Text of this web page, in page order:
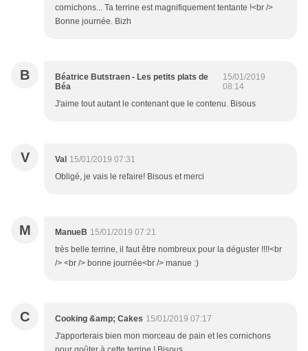
cornichons... Ta terrine est magnifiquement tentante !<br />
Bonne journée. Bizh
B
Béatrice Butstraen - Les petits plats de
Béa
15/01/2019
08:14
J'aime tout autant le contenant que le contenu. Bisous
V Val 15/01/2019 07:31
Obligé, je vais le refaire! Bisous et merci
M ManueB 15/01/2019 07:21
très belle terrine, il faut être nombreux pour la déguster !!!!<br
/> <br /> bonne journée<br /> manue :)
C Cooking &amp; Cakes 15/01/2019 07:17
J'apporterais bien mon morceau de pain et les cornichons